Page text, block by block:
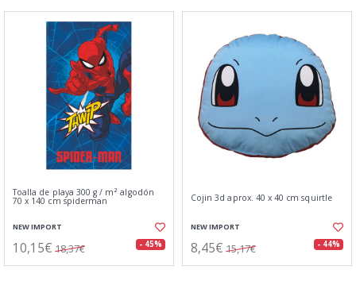
Toalla de playa 300 g / m² algodón
70 x 140 cm spiderman
NEW IMPORT
10,15€ 18,37€ - 45%
Cojin 3d aprox. 40 x 40 cm squirtle
NEW IMPORT
8,45€ 15,17€ - 44%